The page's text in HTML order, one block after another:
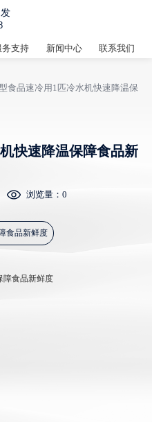
务支持 新闻中心 联系我们
食品速冷用1匹冷水机快速降温保
快速降温保障食品新
浏览量： 0
食品新鲜度